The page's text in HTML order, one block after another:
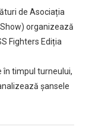
de Asociația
organizează
Fighters Ediția
în timpul turneului,
șansele